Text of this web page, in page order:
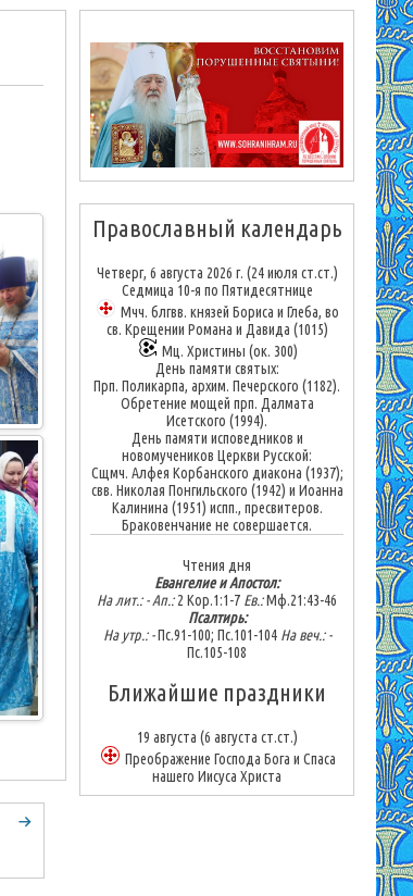
Православный календарь
Четверг, 6 августа 2026 г. (24 июля ст.ст.)
Седмица 10-я по Пятидесятнице
Мчч. блгвв. князей Бориса и Глеба, во
св. Крещении Романа и Давида (1015)
Мц. Христины (ок. 300)
День памяти святых:
Прп. Поликарпа, архим. Печерского (1182).
Обретение мощей прп. Далмата
Исетского (1994).
День памяти исповедников и
новомучеников Церкви Русской:
Сщмч. Алфея Корбанского диакона (1937);
свв. Николая Понгильского (1942) и Иоанна
Калинина (1951) испп., пресвитеров.
Браковенчание не совершается.
Чтения дня
Евангелие и Апостол:
На лит.: -Ап.:2 Кор.1:1-7 Ев.:Мф.21:43-46
Псалтирь:
На утр.: -Пс.91-100; Пс.101-104На веч.: -
Пс.105-108
Ближайшие праздники
19 августа (6 августа ст.ст.)
Преображение Господа Бога и Спаса
нашего Иисуса Христа